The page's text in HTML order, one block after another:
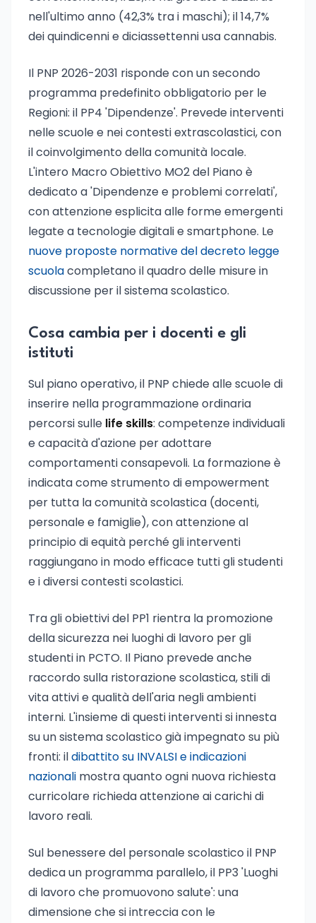
nell'ultimo anno (42,3% tra i maschi); il 14,7%
dei quindicenni e diciassettenni usa cannabis.
Il PNP 2026-2031 risponde con un secondo
programma predefinito obbligatorio per le
Regioni: il PP4 'Dipendenze'. Prevede interventi
nelle scuole e nei contesti extrascolastici, con
il coinvolgimento della comunità locale.
L'intero Macro Obiettivo MO2 del Piano è
dedicato a 'Dipendenze e problemi correlati',
con attenzione esplicita alle forme emergenti
legate a tecnologie digitali e smartphone. Le
nuove proposte normative del decreto legge
scuolacompletano il quadro delle misure in
discussione per il sistema scolastico.
Cosa cambia per i docenti e gli
istituti
Sul piano operativo, il PNP chiede alle scuole di
inserire nella programmazione ordinaria
percorsi sulle life skills: competenze individuali
e capacità d'azione per adottare
comportamenti consapevoli. La formazione è
indicata come strumento di empowerment
per tutta la comunità scolastica (docenti,
personale e famiglie), con attenzione al
principio di equità perché gli interventi
raggiungano in modo efficace tutti gli studenti
e i diversi contesti scolastici.
Tra gli obiettivi del PP1 rientra la promozione
della sicurezza nei luoghi di lavoro per gli
studenti in PCTO. Il Piano prevede anche
raccordo sulla ristorazione scolastica, stili di
vita attivi e qualità dell'aria negli ambienti
interni. L'insieme di questi interventi si innesta
su un sistema scolastico già impegnato su più
fronti: ildibattito su INVALSI e indicazioni
nazionali mostra quanto ogni nuova richiesta
curricolare richieda attenzione ai carichi di
lavoro reali.
Sul benessere del personale scolastico il PNP
dedica un programma parallelo, il PP3 'Luoghi
di lavoro che promuovono salute': una
dimensione che si intreccia con le